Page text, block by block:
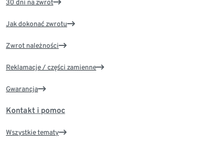
30 dni na zwrot
Jak dokonać zwrotu
Zwrot należności
Reklamacje / części zamienne
Gwarancja
Kontakt i pomoc
Wszystkie tematy